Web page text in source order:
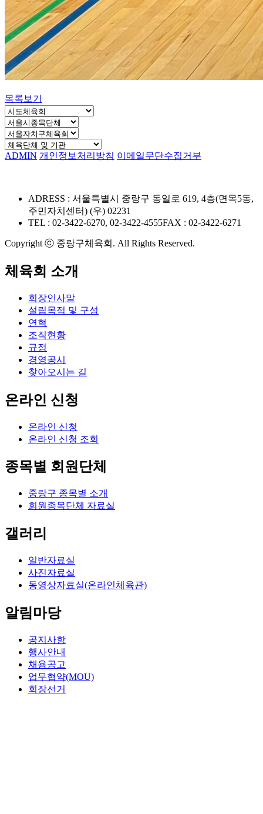
목록보기
ADMIN 개인정보처리방침 이메일무단수집거부
ADRESS : 서울특별시 중랑구 동일로 619, 4층(면목5동,
주민자치센터) (우) 02231
TEL : 02-3422-6270, 02-3422-4555FAX : 02-3422-6271
Copyright ⓒ 중랑구체육회. All Rights Reserved.
체육회 소개
회장인사말
설립목적 및 구성
연혁
조직현황
규정
경영공시
찾아오시는 길
온라인 신청
온라인 신청
온라인 신청 조회
종목별 회원단체
중랑구 종목별 소개
회원종목단체 자료실
갤러리
일반자료실
사진자료실
동영상자료실(온라인체육관)
알림마당
공지사항
행사안내
채용공고
업무협약(MOU)
회장선거